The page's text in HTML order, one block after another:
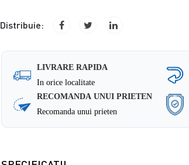
Distribuie:
LIVRARE RAPIDA
In orice localitate
RECOMANDA UNUI PRIETEN
Recomanda unui prieten